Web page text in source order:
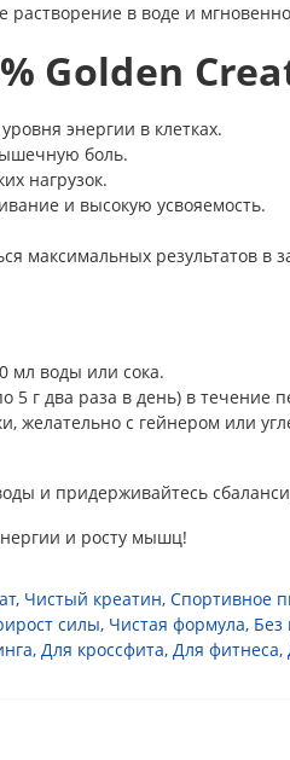
растворение в воде и
Golden
энергии в клетках.
боль.
нагрузок.
и высокую усвояемость.
максимальных результатов в
мл воды или сока.
5 г два раза в день) в течение
желательно с гейнером или
и придерживайтесь
и росту мышц!
, Чистый креатин, Спортивное
силы, Чистая формула, Без
, Для кроссфита, Для фитнеса,